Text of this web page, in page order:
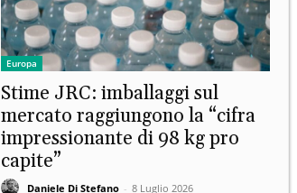
Europa
Stime JRC: imballaggi sul
mercato raggiungono la “cifra
impressionante di 98 kg pro
capite”
Daniele Di Stefano - 8 Luglio 2026